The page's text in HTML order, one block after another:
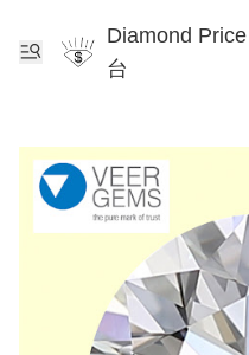
Diamond
台